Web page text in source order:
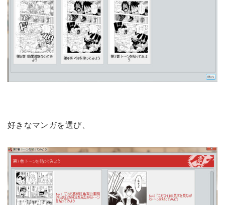
好きなマンガを選び、